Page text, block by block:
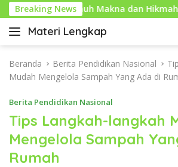
a
Breaking News
yang Penuh Makna dan Hikmah
Materi Lengkap
I
f
o
e
n
d
i
d
Beranda Berita Pendidikan Nasional
Mudah Mengelola Sampah Yang Ada di
Berita Pendidikan Nasional
Tips Langkah-langkah
Mengelola Sampah
Rumah